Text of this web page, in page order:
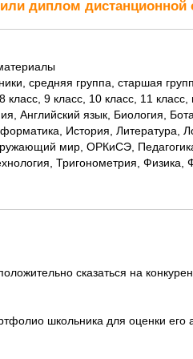
диплом
класс, 9 класс, 10 класс, 11 класс,
История,
мир, ОРКиСЭ,
Тригонометрия,
сказаться на
школьника для оценки его